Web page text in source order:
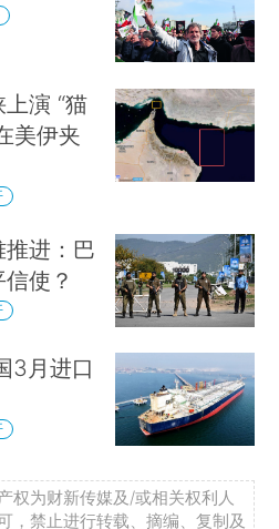
演 “猫
美伊夹
进：巴
使？
3月进口
权为财新传媒及/或相关权利人
，禁止进行转载、摘编、复制及